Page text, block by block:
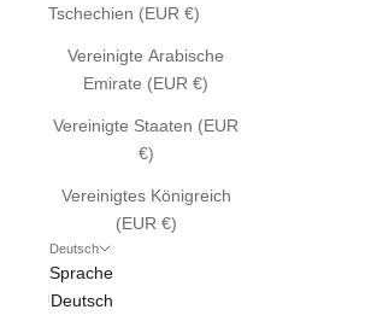
Tschechien (EUR €)
Vereinigte Arabische
Emirate (EUR €)
Vereinigte Staaten (EUR
€)
Vereinigtes Königreich
(EUR €)
Deutsch
Sprache
Deutsch